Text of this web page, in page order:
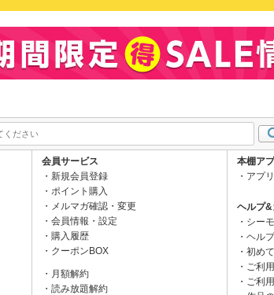
会員サービス
新規会員登録
ポイント購入
メルマガ確認・変更
会員情報・設定
購入履歴
クーポンBOX
月額解約
読み放題解約
本棚ア
アプ
ヘルプ&
シー
ヘル
初め
ご利
ご利